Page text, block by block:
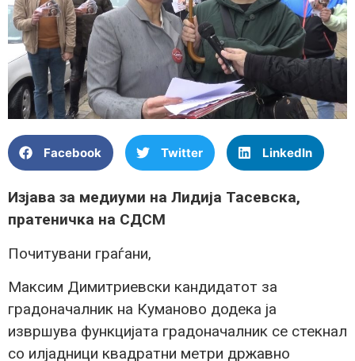
Facebook Twitter LinkedIn
Изјава за медиуми на Лидија Тасевска,
пратеничка на СДСМ
Почитувани граѓани,
Максим Димитриевски кандидатот за
градоначалник на Куманово додека ја
извршува функцијата градоначалник се стекнал
со илјадници квадратни метри државно